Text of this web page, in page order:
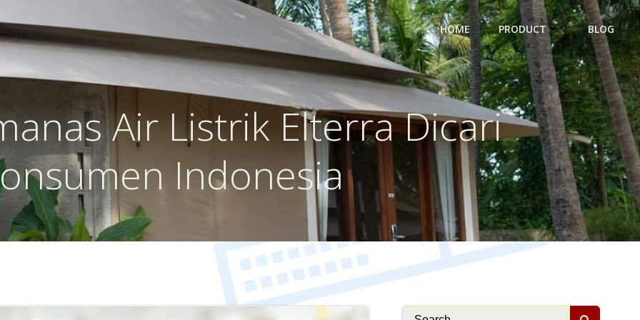
HOME PRODUCT BLOG
Air Listrik Elterra Dicari
Indonesia
Search